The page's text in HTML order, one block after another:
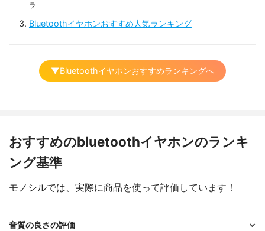
ラ
Bluetoothイヤホンおすすめ人気ランキング
▼Bluetoothイヤホンおすすめランキングへ
おすすめのbluetoothイヤホンのランキ
ング基準
モノシルでは、実際に商品を使って評価しています！
音質の良さの評価